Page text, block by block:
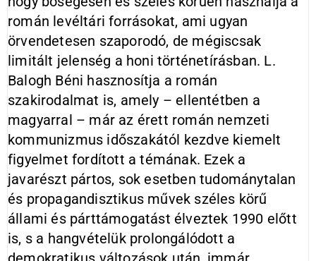
román levéltári forrásokat, ami ugyan
örvendetesen szaporodó, de mégiscsak
limitált jelenség a honi történetírásban. L.
Balogh Béni hasznosítja a román
szakirodalmat is, amely – ellentétben a
magyarral – már az érett román nemzeti
kommunizmus időszakától kezdve kiemelt
figyelmet fordított a témának. Ezek a
javarészt pártos, sok esetben tudománytalan
és propagandisztikus művek széles körű
állami és párttámogatást élveztek 1990 előtt
is, s a hangvételük prolongálódott a